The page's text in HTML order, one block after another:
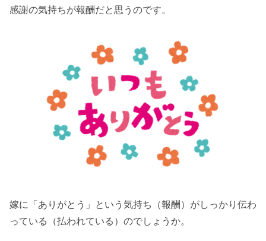
感謝の気持ちが報酬だと思うのです。
嫁に「ありがとう」という気持ち（報酬）がしっかり伝わ
っている（払われている）のでしょうか。